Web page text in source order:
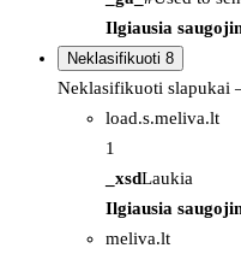
Ilgiausia
Neklasifikuoti 8
Neklasifikuoti slapukai
load.s.meliva.lt
1
_xsdLaukia
Ilgiausia
meliva.lt